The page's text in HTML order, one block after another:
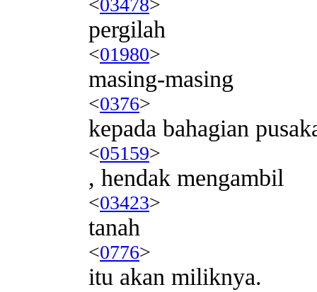
<03478>
pergilah
<01980>
masing-masing
<0376>
kepada bahagian
<05159>
, hendak mengambil
<03423>
tanah
<0776>
itu akan miliknya.